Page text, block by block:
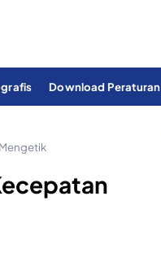
Download Peraturan